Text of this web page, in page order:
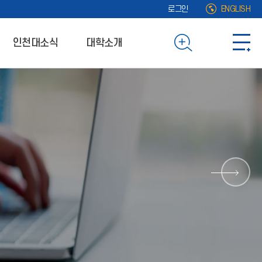
로그인 ENGLISH
인천대소식 대학소개